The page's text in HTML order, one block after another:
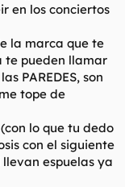
en los conciertos
la marca que te
te pueden llamar
PAREDES, son
tope de
lo que tu dedo
con el siguiente
espuelas ya